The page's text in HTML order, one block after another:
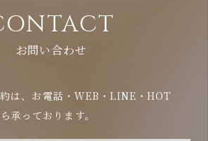
お問い合わせ
は、お電話・WEB・LINE・HOT
っております。